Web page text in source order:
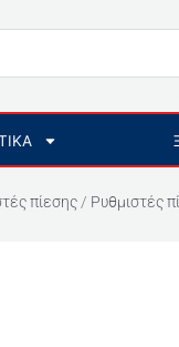
πίεσης / Ρυθμιστές